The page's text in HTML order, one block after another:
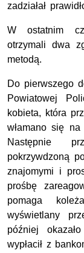
zadziałał
W ostatnim
otrzymali dwa
metodą.
Do pierwszego
Powiatowej
kobieta, która
włamano się
Następnie
pokrzywdzoną
znajomymi i
prośbę
pomaga
wyświetlany
później
wypłacił z